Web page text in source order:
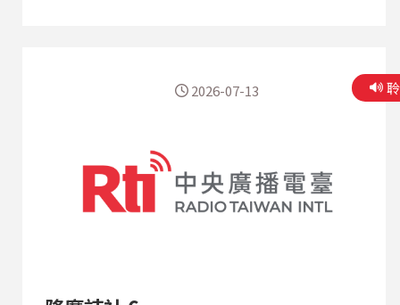
社」詩人，又有甚麼樣的能力，能否穿透時代的黑
2026-07-13